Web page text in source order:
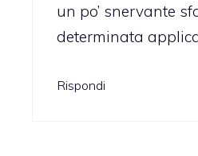
un po’ snervante
determinata
Rispondi